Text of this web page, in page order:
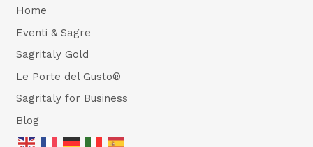
Home
Eventi & Sagre
Sagritaly Gold
Le Porte del Gusto®
Sagritaly for Business
Blog